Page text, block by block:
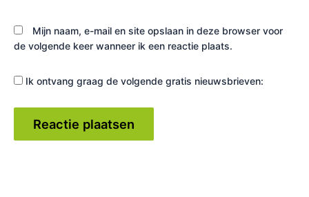
Mijn naam, e-mail en site opslaan in deze browser voor
de volgende keer wanneer ik een reactie plaats.
Ik ontvang graag de volgende gratis nieuwsbrieven: